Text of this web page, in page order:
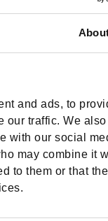
and ads, to
our traffic. We
with our social
may combine it
to them or that
de
personnel !
ce qui en
le meilleur